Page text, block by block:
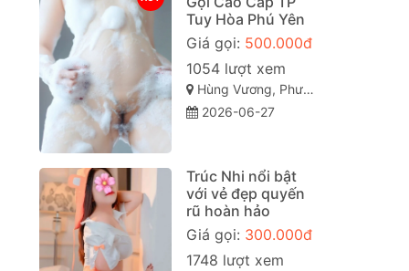
Tuy Hòa Phú Yên
Giá gọi: 500.000đ
1054 lượt xem
Hùng Vương, Phường 9, Tuy Hòa, Phú Yên
2026-06-27
Trúc Nhi nổi bật
với vẻ đẹp quyến
rũ hoàn hảo
Giá gọi: 300.000đ
1748 lượt xem